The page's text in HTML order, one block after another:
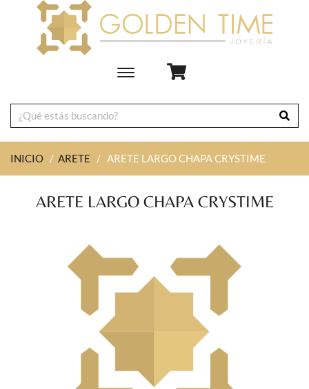
Toggle
navigation
INICIO / ARETE / ARETE LARGO CHAPA CRYSTIME
ARETE LARGO CHAPA CRYSTIME